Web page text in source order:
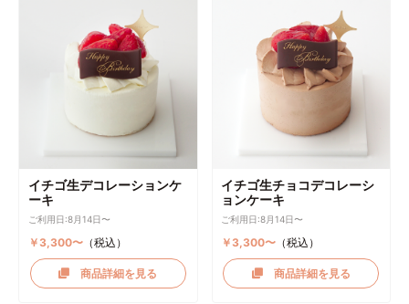
イチゴ生デコレーションケ
ーキ
ご利用日:8月14日〜
￥3,300〜（税込）
商品詳細を見る
イチゴ生チョコデコレーシ
ョンケーキ
ご利用日:8月14日〜
￥3,300〜 （税込）
商品詳細を見る